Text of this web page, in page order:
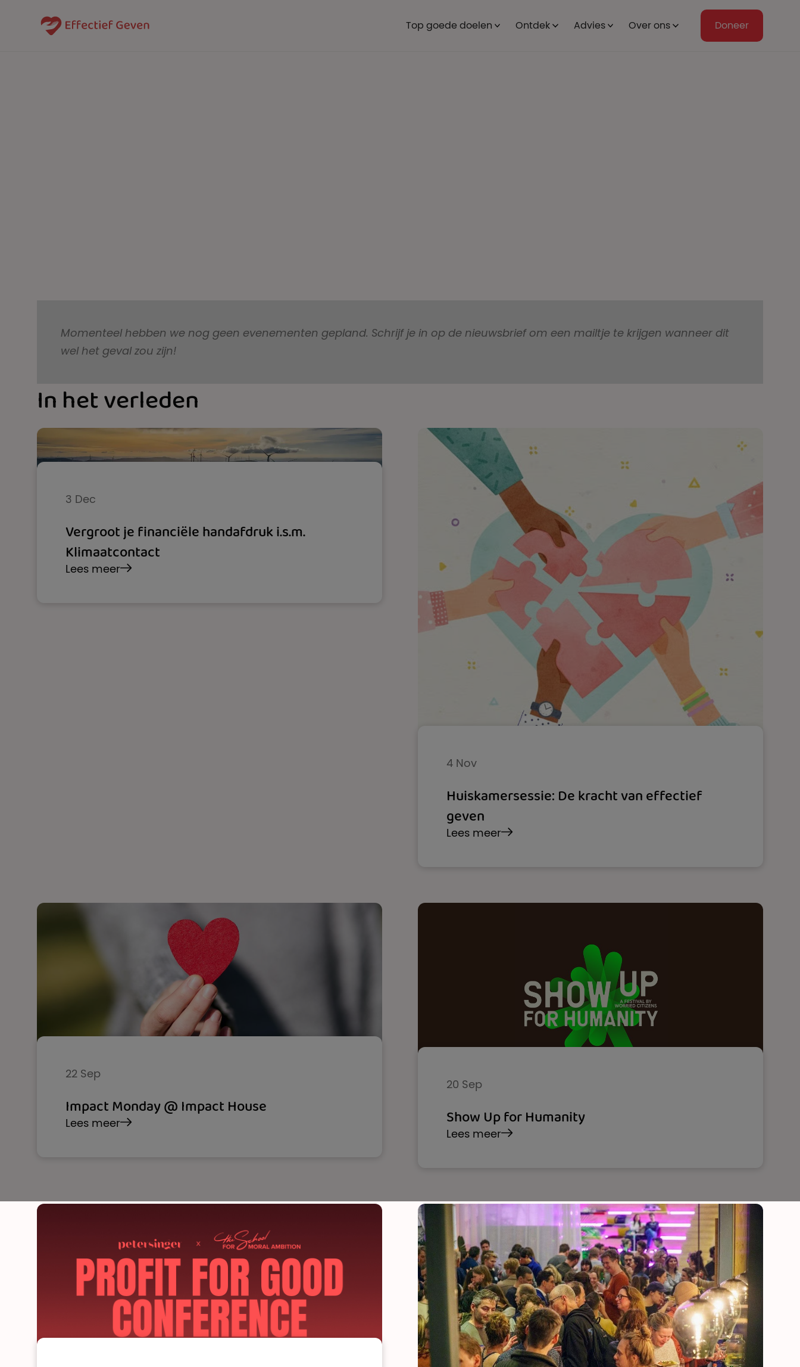
Top goede doelen Ontdek Advies Over ons Doneer
Momenteel hebben we nog geen evenementen gepland. Schrijf je in op de nieuwsbrief om een mailtje te krijgen wanneer dit
wel het geval zou zijn!
In het verleden
3 Dec
Vergroot je financiële handafdruk i.s.m.
Klimaatcontact
Lees meer
4 Nov
Huiskamersessie: De kracht van effectief
geven
Lees meer
22 Sep
Impact Monday @ Impact House
Lees meer
20 Sep
Show Up for Humanity
Lees meer